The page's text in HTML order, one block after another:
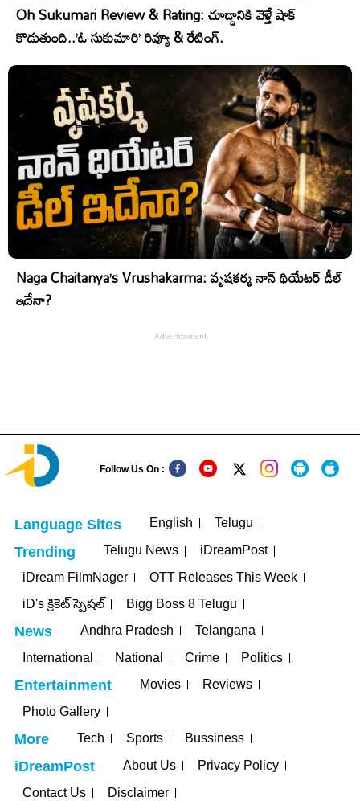
Oh Sukumari Review & Rating: చూడ్డానికి వెళ్తే షాక్
కొడుతుంది..’ఓ సుకుమారి’ రివ్యూ & రేటింగ్.
Naga Chaitanya’s Vrushakarma: వృషకర్మ నాన్ థియేటర్ డీల్
ఇదేనా?
Follow Us On :
Language Sites English Telugu
Trending Telugu News
iDreamPost
iDream FilmNager
OTT Releases This Week
iD's క్రికెట్ స్పెషల్
Bigg Boss 8 Telugu
News Andhra Pradesh
Telangana
International
National Crime Politics
Entertainment Movies
Reviews
Photo Gallery
More Tech Sports Bussiness
iDreamPost About Us
Privacy Policy
Contact Us
Disclaimer